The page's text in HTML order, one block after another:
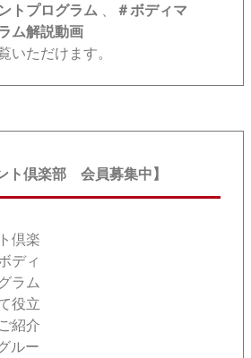
トプログラム 、
＃ボディマ
ム解説動画
いただけます。
ト倶楽部 会員募集中】
倶楽
ディ
ラム
役立
紹介
ルー